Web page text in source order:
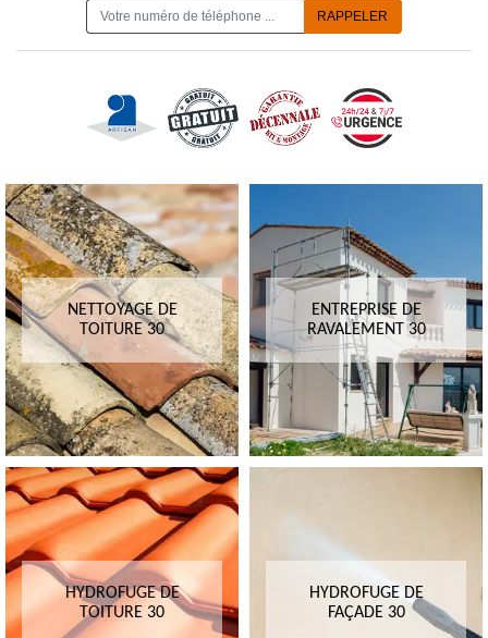
NETTOYAGE DE
TOITURE 30
ENTREPRISE DE
RAVALEMENT 30
HYDROFUGE DE
TOITURE 30
HYDROFUGE DE
FAÇADE 30